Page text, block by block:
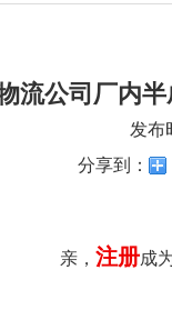
流公司厂内
发布
分享到：
亲， 注册成